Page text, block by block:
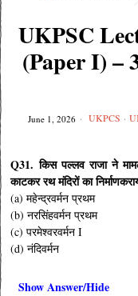
UKPSC
(Paper I) –
June 1, 2026 UKPCS ·
Q31. किस पल्लव राजा ने
काटकर रथ मंदिरों का
(a) महेन्द्रवर्मन प्रथम
(b) नरसिंहवर्मन प्रथम
(c) परमेश्वरवर्मन I
(d) नंदिवर्मन
Show Answer/Hide